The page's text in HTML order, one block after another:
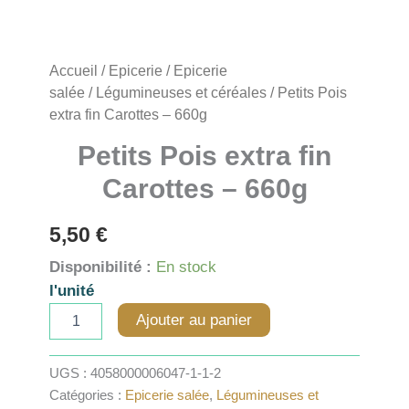
Accueil / Epicerie / Epicerie
salée / Légumineuses et céréales / Petits Pois
extra fin Carottes – 660g
Petits Pois extra fin
Carottes – 660g
5,50 €
Disponibilité : En stock
l'unité
Pois
fin
Ajouter au panier
UGS : 4058000006047-1-1-2
Catégories : Epicerie salée, Légumineuses et